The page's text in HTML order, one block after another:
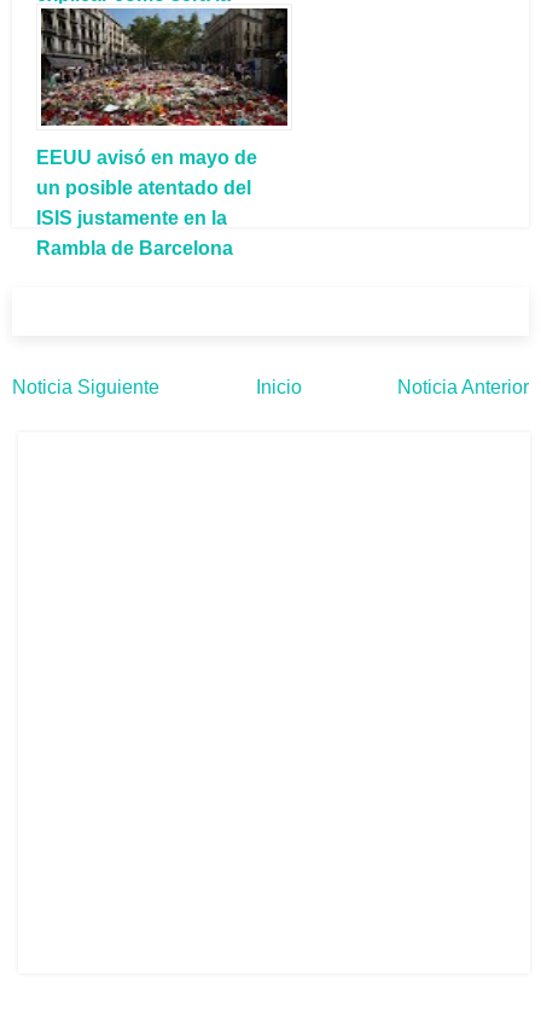
separación
EEUU avisó en mayo de
un posible atentado del
ISIS justamente en la
Rambla de Barcelona
Noticia Siguiente Inicio Noticia Anterior